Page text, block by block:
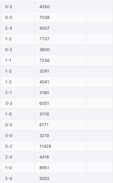
0-2 4350
0-0 7038
2-2 4007
1-2 7707
0-2 3800
1-1 7256
1-2 3291
1-2 4041
2-1 3160
3-3 6001
1-0 3176
0-0 6171
3-0 3210
0-2 11429
2-0 4416
1-0 8951
2-0 5002